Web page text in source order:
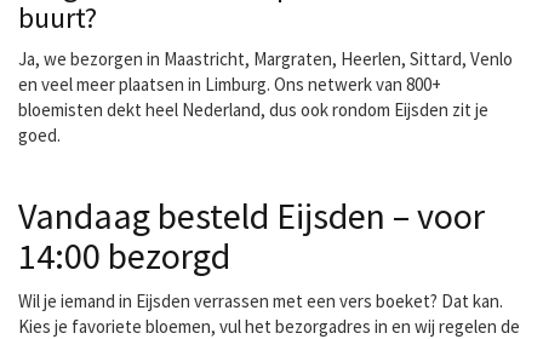
buurt?
Ja, we bezorgen in Maastricht, Margraten, Heerlen, Sittard, Venlo
en veel meer plaatsen in Limburg. Ons netwerk van 800+
bloemisten dekt heel Nederland, dus ook rondom Eijsden zit je
goed.
Vandaag besteld Eijsden – voor
14:00 bezorgd
Wil je iemand in Eijsden verrassen met een vers boeket? Dat kan.
Kies je favoriete bloemen, vul het bezorgadres in en wij regelen de